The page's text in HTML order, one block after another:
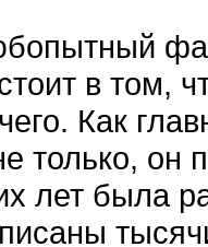
в том,
Как
только, он
лет была